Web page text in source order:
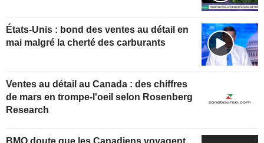
États-Unis : bond des ventes au détail en
mai malgré la cherté des carburants
Ventes au détail au Canada : des chiffres
de mars en trompe-l'oeil selon Rosenberg
Research